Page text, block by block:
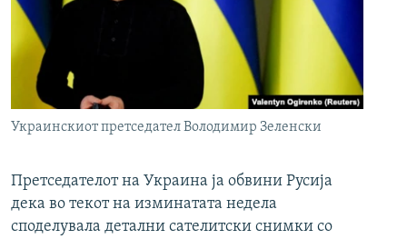
Украинскиот претседател Володимир Зеленски
Претседателот на Украина ја обвини Русија
дека во текот на изминатата недела
споделувала детални сателитски снимки со